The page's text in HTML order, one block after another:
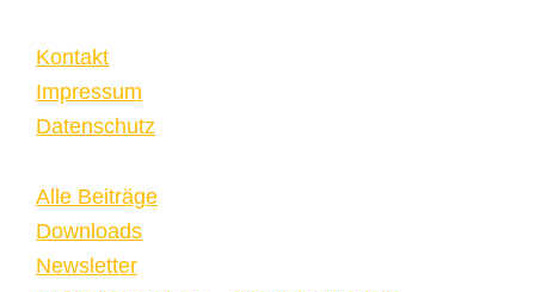
Kontakt
Impressum
Datenschutz
Alle Beiträge
Downloads
Newsletter